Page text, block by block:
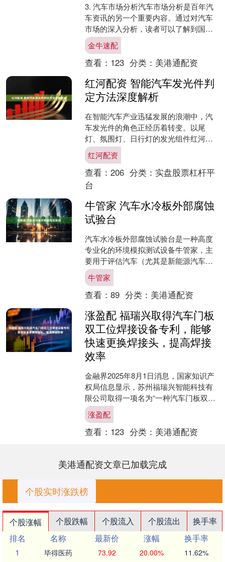
3. 汽车市场分析汽车市场分析是百年汽
车资讯的另一个重要内容。通过对汽车
市场的深入分析，读者可以了解到国内
外汽车市场的现状、趋势和竞争格局。
这些分析有助于企业制....
金牛速配
查看： 123 分类： 美港通配资
红河配资 智能汽车发光件判
定方法深度解析
在智能汽车产业迅猛发展的浪潮中，汽
车发光件的角色正经历着转变。以尾
灯、氛围灯、日行灯的发光组件红河配
资，早已超越了单纯的照明功能范畴，
成为汽车品牌视觉识别体系的....
红河配资
查看： 206 分类： 实盘股票杠杆平
台
牛管家 汽车水冷板外部腐蚀
试验台
汽车水冷板外部腐蚀试验台是一种高度
专业化的环境模拟测试设备牛管家，主
要用于评估汽车（尤其是新能源汽车）
关键热管理部件——水冷板在外部恶劣
腐蚀环境下的耐腐蚀性能和....
牛管家
查看： 89 分类： 美港通配资
涨盈配 福瑞兴取得汽车门板
双工位焊接设备专利，能够
快速更换焊接头，提高焊接
效率
金融界2025年8月1日消息，国家知识产
权局信息显示，苏州福瑞兴智能科技有
限公司取得一项名为“一种汽车门板双工
位焊接设备”的专利，授权公告号
CN22317222....
涨盈配
查看： 123 分类： 美港通配资
美港通配资文章已加载完成
个股实时涨跌榜
个股涨幅 个股跌幅 个股流入 个股流出
换手率
排名
名称 最新价 涨幅
换手率
1
毕得医药 73.92 20.00% 11.62%